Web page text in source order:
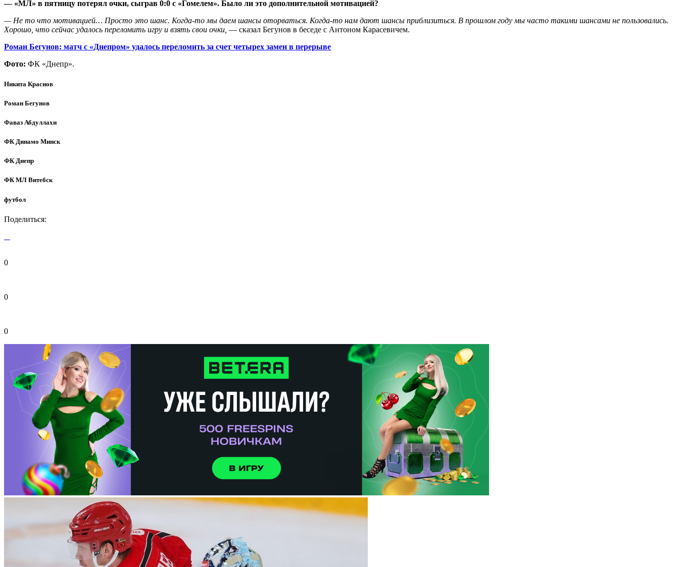
— «МЛ» в пятницу потерял очки, сыграв 0:0 с «Гомелем». Было ли это дополнительной мотивацией?
— Не то что мотивацией… Просто это шанс. Когда-то мы даем шансы оторваться. Когда-то нам дают шансы приблизиться. В прошлом году мы часто такими шансами не пользовались.
Хорошо, что сейчас удалось переломить игру и взять свои очки, — сказал Бегунов в беседе с Антоном Карасевичем.
Роман Бегунов: матч с «Днепром» удалось переломить за счет четырех замен в перерыве
Фото: ФК «Днепр».
Никита Краснов
Роман Бегунов
Фаваз Абдуллахи
ФК Динамо Минск
ФК Днепр
ФК МЛ Витебск
футбол
Поделиться:
0
0
0